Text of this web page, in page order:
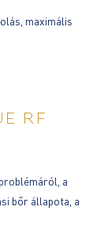
maximális
RF
a
bőr állapota, a